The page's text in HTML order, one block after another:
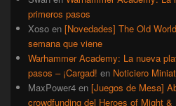
primeros pasos
Xoso en [Novedades] The Old
semana que viene
Warhammer Academy: La nueva
pasos – ¡Cargad! en Noticiero
MaxPower4 en [Juegos de Mesa]
crowdfunding del Heroes of Might